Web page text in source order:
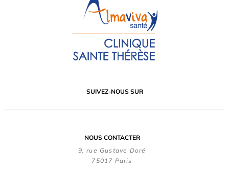
SUIVEZ-NOUS SUR
NOUS CONTACTER
9, rue Gustave Doré
75017 Paris